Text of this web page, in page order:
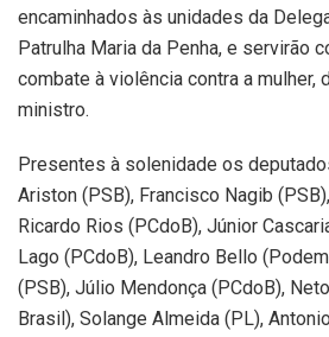
encaminhados às unidades da
Patrulha Maria da Penha, e servirão
combate à violência contra a mulher,
ministro.
Presentes à solenidade os
Ariston (PSB), Francisco Nagib
Ricardo Rios (PCdoB), Júnior
Lago (PCdoB), Leandro Bello
(PSB), Júlio Mendonça (PCdoB),
Brasil), Solange Almeida (PL),